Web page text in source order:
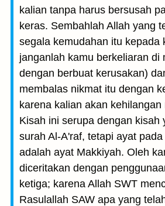
kalian tanpa harus bersusah
keras. Sembahlah Allah yang
segala kemudahan itu kepada
janganlah kamu berkeliaran di
dengan berbuat kerusakan)
membalas nikmat itu dengan
karena kalian akan kehilangan
Kisah ini serupa dengan kisah
surah Al-A'raf, tetapi ayat
adalah ayat Makkiyah. Oleh
diceritakan dengan
ketiga; karena Allah SWT
Rasulallah SAW apa yang